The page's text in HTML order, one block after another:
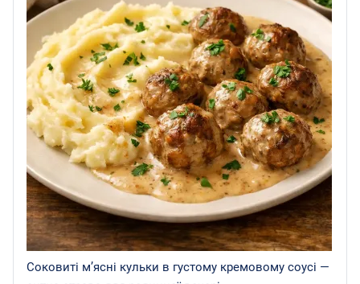
Соковиті м’ясні кульки в густому кремовому соусі —